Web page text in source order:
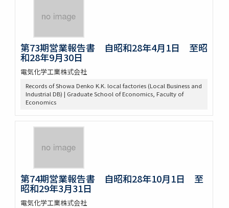
第73期営業報告書 自昭和28年4月1日 至昭
和28年9月30日
電気化学工業株式会社
Records of Showa Denko K.K. local factories (Local Business and
Industrial DB) | Graduate School of Economics, Faculty of
Economics
第74期営業報告書 自昭和28年10月1日 至
昭和29年3月31日
電気化学工業株式会社